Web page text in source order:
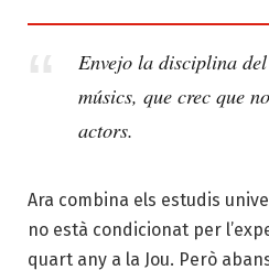
Envejo la disciplina
músics, que crec que
actors.
Ara combina els estudis
no està condicionat per
quart any a la Jou. Però